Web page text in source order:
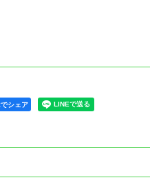
シェア